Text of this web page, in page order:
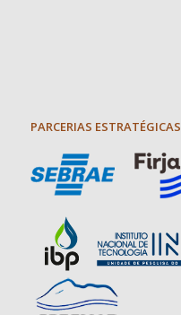
PARCERIAS ESTRATÉGICAS